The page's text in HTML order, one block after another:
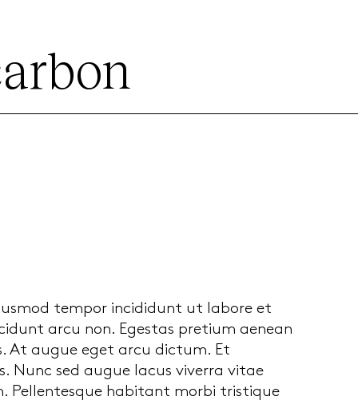
tempor incididunt ut labore et
arcu non. Egestas pretium aenean
At augue eget arcu dictum. Et
Nunc sed augue lacus viverra vitae
Pellentesque habitant morbi tristique